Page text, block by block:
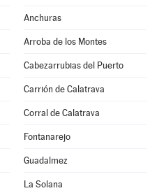
Anchuras
Arroba de los Montes
Cabezarrubias del Puerto
Carrión de Calatrava
Corral de Calatrava
Fontanarejo
Guadalmez
La Solana